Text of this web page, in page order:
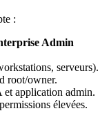
:
Admin
serveurs).
root/owner.
et application admin.
élevées.